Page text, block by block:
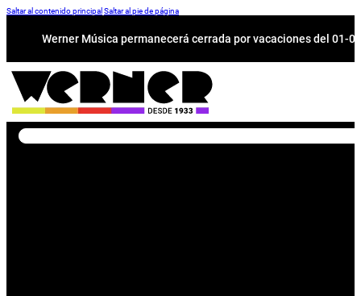
Saltar al contenido principal Saltar al pie de página
Werner Música permanecerá cerrada por vacaciones del 01-
Buscar